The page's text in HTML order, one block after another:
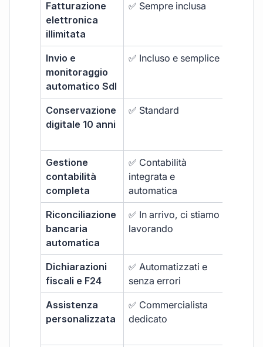
Fatturazione
elettronica
illimitata
✅ Sempre inclusa
Invio e
monitoraggio
automatico SdI
✅ Incluso e semplice
Conservazione
digitale 10 anni
✅ Standard
Gestione
contabilità
completa
✅ Contabilità
integrata e
automatica
Riconciliazione
bancaria
automatica
✅ In arrivo, ci stiamo
lavorando
Dichiarazioni
fiscali e F24
✅ Automatizzati e
senza errori
Assistenza
personalizzata
✅ Commercialista
dedicato